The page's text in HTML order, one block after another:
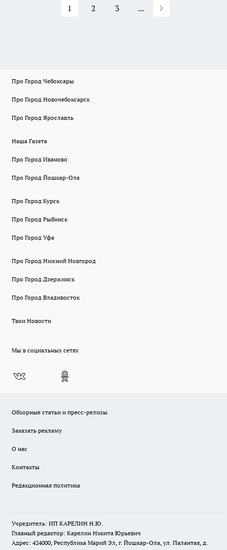
1 2 3 ...
Про Город Чебоксары
Про Город Новочебоксарск
Про Город Ярославль
Наша Газета
Про Город Иваново
Про Город Йошкар-Ола
Про Город Курск
Про Город Рыбинск
Про Город Уфа
Про Город Нижний Новгород
Про Город Дзержинск
Про Город Владивосток
Твои Новости
Мы в социальных сетях
Обзорные статьи и пресс-релизы
Заказать рекламу
О нас
Контакты
Редакционная политика
Учредитель: ИП КАРЕЛИН Н.Ю.
Главный редактор: Карелин Никита Юрьевич
Адрес: 424000, Республика Марий Эл, г. Йошкар-Ола, ул. Палантая, д.